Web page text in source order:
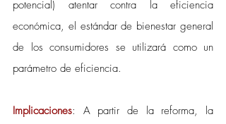
potencial) atentar contra la eficiencia
económica, el estándar de bienestar general
de los consumidores se utilizará como un
parámetro de eficiencia.
Implicaciones: A partir de la reforma, la